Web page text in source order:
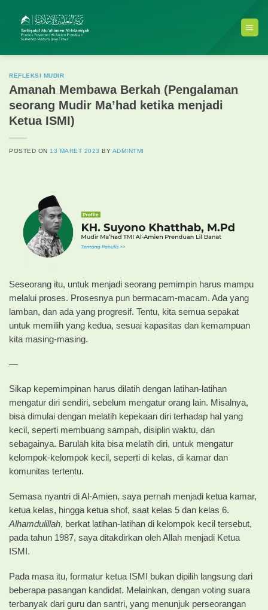
content
REFLEKSI MUDIR
Amanah Membawa Berkah (Pengalaman
seorang Mudir Ma’had ketika menjadi
Ketua ISMI)
POSTED ON 13 MARET 2023 BY ADMINTMI
Seseorang itu, untuk menjadi seorang pemimpin harus mampu
melalui proses. Prosesnya pun bermacam-macam. Ada yang
lamban, dan ada yang progresif. Tentu, kita semua sepakat
untuk memilih yang kedua, sesuai kapasitas dan kemampuan
kita masing-masing.
—
Sikap kepemimpinan harus dilatih dengan latihan-latihan
mengatur diri sendiri, sebelum mengatur orang lain. Misalnya,
bisa dimulai dengan melatih kepekaan diri terhadap hal yang
kecil, seperti membuang sampah, disiplin waktu, dan
sebagainya. Barulah kita bisa melatih diri, untuk mengatur
kelompok-kelompok kecil, seperti di kelas, di kamar dan
komunitas tertentu.
Semasa nyantri di Al-Amien, saya pernah menjadi ketua kamar,
ketua kelas, hingga ketua shof, saat kelas 5 dan kelas 6.
Alhamdulillah, berkat latihan-latihan di kelompok kecil tersebut,
pada tahun 1987, saya ditakdirkan oleh Allah menjadi Ketua
ISMI.
Pada masa itu, formatur ketua ISMI bukan dipilih langsung dari
beberapa pasangan kandidat. Melainkan, dengan voting suara
terbanyak dari guru dan santri, yang menunjuk perseorangan